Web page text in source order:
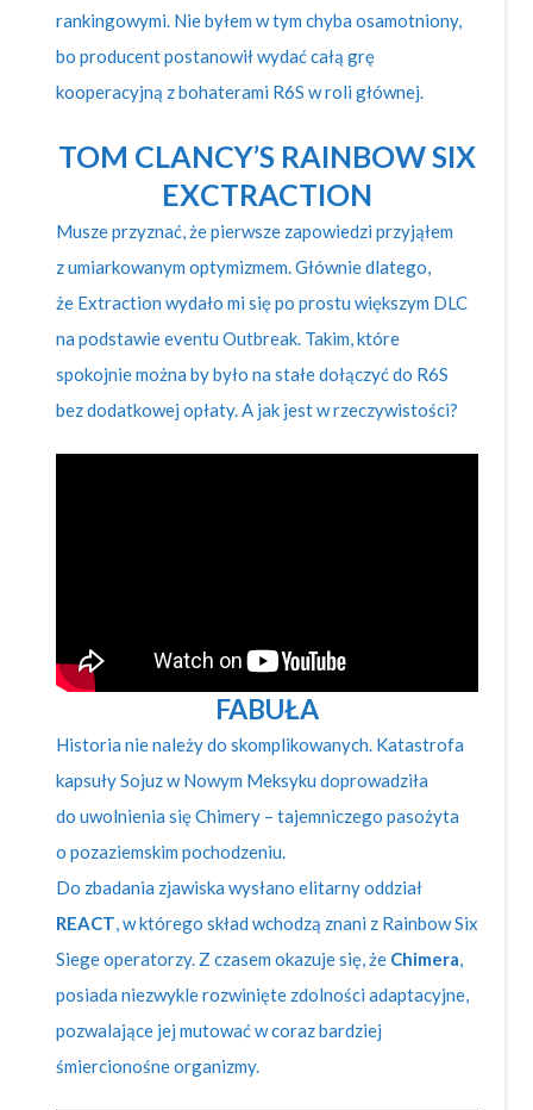
rankingowymi. Nie byłem w tym chyba osamotniony,
bo producent postanowił wydać całą grę
kooperacyjną z bohaterami R6S w roli głównej.
TOM CLANCY’S RAINBOW SIX
EXCTRACTION
Musze przyznać, że pierwsze zapowiedzi przyjąłem
z umiarkowanym optymizmem. Głównie dlatego,
że Extraction wydało mi się po prostu większym DLC
na podstawie eventu Outbreak. Takim, które
spokojnie można by było na stałe dołączyć do R6S
bez dodatkowej opłaty. A jak jest w rzeczywistości?
FABUŁA
Historia nie należy do skomplikowanych. Katastrofa
kapsuły Sojuz w Nowym Meksyku doprowadziła
do uwolnienia się Chimery – tajemniczego pasożyta
o pozaziemskim pochodzeniu.
Do zbadania zjawiska wysłano elitarny oddział
REACT, w którego skład wchodzą znani z Rainbow Six
Siege operatorzy. Z czasem okazuje się, że Chimera,
posiada niezwykle rozwinięte zdolności adaptacyjne,
pozwalające jej mutować w coraz bardziej
śmiercionośne organizmy.